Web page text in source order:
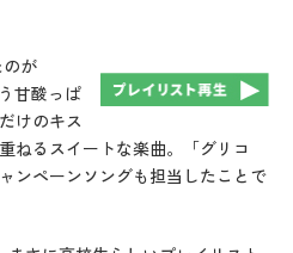
のが
甘酸っぱ
けのキス
ねるスイートな楽曲。「グリコ
ンペーンソングも担当したことで